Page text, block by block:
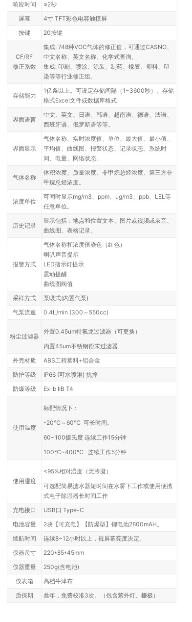
响应时间
≤2秒
屏幕
4寸 TFT彩色电容触摸屏
按键
20按键
CF/RF
修正系数
集成: 748种VOC气体的修正值，可通过CASNO、
中文名称、英文名称、化学式查询。
集成: 印刷、喷涂、涂装、制药、橡胶、塑料、印
染等等行业修正组。
存储能力
1亿条以上。可设定存储间隔（1~3600秒）。存储
格式Excel文件或数据库格式
界面语言
中文、英文、日语、韩语、越南语、德语、法语、
西班牙语、俄罗斯语等等。
界面显示
气体名称、实时浓度值、单位、最大值、最小值、
平均值、曲线图、报警状态、记录状态、系统时
间、电量、网络状态。
气体名称
体积浓度、质量浓度、非甲烷总烃浓度、第三方非
甲烷总烃浓度。
浓度单位
可同时显示mg/m3、ppm、ug/m3、ppb、LEL等
任意单位。
历史记录
显示包括：地点和位置文本、图片或视频或录音、
曲线图、表格记录。
报警方式
气体名称和浓度值染色（红色）
喇叭声音提示
LED指示灯提示
震动提醒
曲线图阀值
采样方式
泵吸式(内置气泵)
气泵流速
0.4L/min (300～550cc)
粉尘过滤器
外置0.45um特氟龙过滤器（可更换）
内置45um不锈钢粉末过滤器
外壳材质
ABS工程塑料+铝合金
防护等级
IP66 (可水喷淋) 抗摔
防爆等级
Ex ib IIB T4
使用温度
标配情况下：
-20℃～60℃ 可长时间。
60~100摄氏度 连续工作15分钟
100℃~400℃ 连续工作5分钟
使用湿度
<95%相对湿度（无冷凝）
可选配简易滤水器短时间在水雾下工作或使用便携
式电子除湿器长时间工作
充电接口
USB口 Type-C
电池容量
2块【可充电】【防爆型】 锂电池2800mAH。
续航时间
连续8~12小时以上，视屏幕亮度决定。
仪器尺寸
220*85*45mm
仪器重量
250g(含电池)
仪表箱
高档牛津布
质保期
叁年，免费校准3次。（包含紫外灯、栅极）